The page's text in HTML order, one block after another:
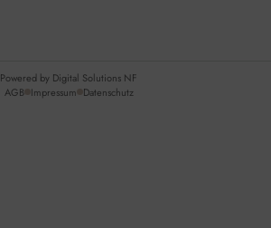
Powered by Digital Solutions NF
AGB Impressum Datenschutz